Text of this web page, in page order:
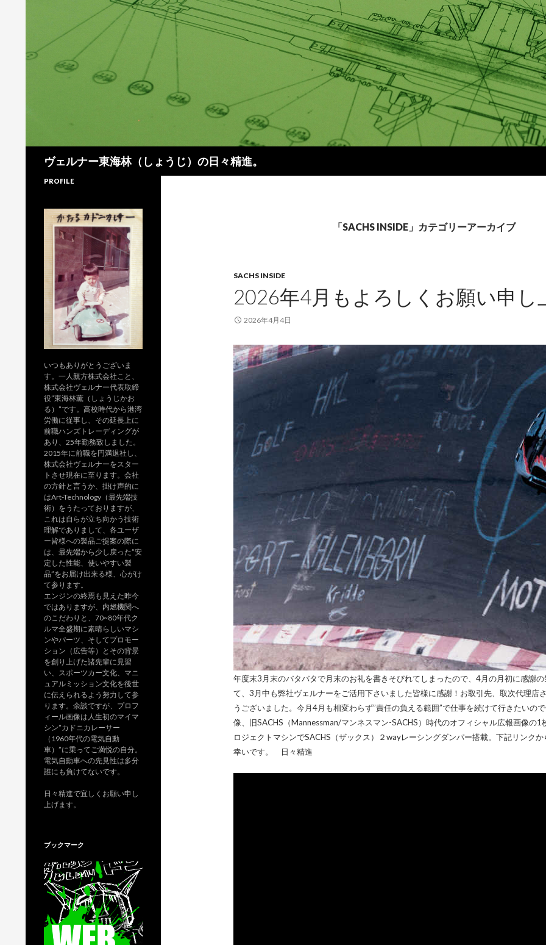
ヴェルナー東海林（しょうじ）の日々精進。
「SACHS INSIDE」カテゴリーアーカイブ
SACHS INSIDE
2026年4月もよろしくお願い申し
2026年4月4日
年度末3月末のバタバタで月末のお礼を書きそびれてしまったので、4月の月初に感謝
て、3月中も弊社ヴェルナーをご活用下さいました皆様に感謝！お取引先、取次代理店
うございました。今月4月も相変わらず”責任の負える範囲”で仕事を続けて行きたいの
像、旧SACHS（Mannessman/マンネスマン-SACHS）時代のオフィシャル広報画像の
ロジェクトマシンでSACHS（ザックス）２wayレーシングダンパー搭載。下記リンク
幸いです。 日々精進
PROFILE
いつもありがとうございま
す。一人親方株式会社こと、
株式会社ヴェルナー代表取締
役”東海林薫（しょうじかお
る）”です。高校時代から港湾
労働に従事し、その延長上に
前職ハンズトレーディングが
あり、25年勤務致しました。
2015年に前職を円満退社し、
株式会社ヴェルナーをスター
トさせ現在に至ります。会社
の方針と言うか、掛け声的に
はArt-Technology（最先端技
術）をうたっておりますが、
これは自らが立ち向かう技術
理解でありまして、各ユーザ
ー皆様への製品ご提案の際に
は、最先端から少し戻った”安
定した性能、使いやすい製
品”をお届け出来る様、心がけ
て参ります。
エンジンの終焉も見えた昨今
ではありますが、内燃機関へ
のこだわりと、70~80年代ク
ルマ全盛期に素晴らしいマシ
ンやパーツ、そしてプロモー
ション（広告等）とその背景
を創り上げた諸先輩に見習
い、スポーツカー文化、マニ
ュアルミッション文化を後世
に伝えられるよう努力して参
ります。余談ですが、プロフ
ィール画像は人生初のマイマ
シン”カドニカレーサー
（1960年代の電気自動
車）”に乗ってご満悦の自分。
電気自動車への先見性は多分
誰にも負けてないです。
日々精進で宜しくお願い申し
上げます。
ブックマーク